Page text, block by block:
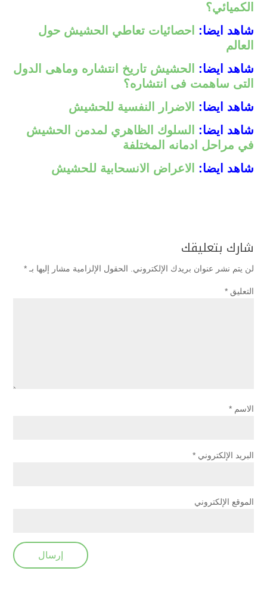
الكميائي؟
شاهد ايضا: احصائيات تعاطي الحشيش حول
العالم
شاهد ايضا: الحشيش تاريخ انتشاره وماهى الدول
التى ساهمت فى انتشاره؟
شاهد ايضا:
الاضرار النفسية للحشيش
شاهد ايضا:
السلوك الظاهري لمدمن الحشيش
في مراحل ادمانه المختلفة
شاهد ايضا:
الاعراض الانسحابية للحشيش
شارك بتعليقك
لن يتم نشر عنوان بريدك الإلكتروني. الحقول الإلزامية مشار إليها بـ *
التعليق *
الاسم *
البريد الإلكتروني *
الموقع الإلكتروني